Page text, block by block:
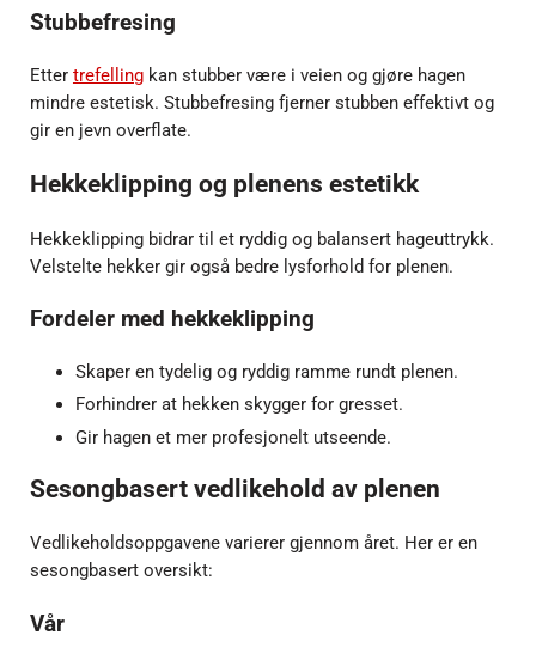
Stubbefresing
Etter trefellingkan stubber være i veien og gjøre hagen
mindre estetisk. Stubbefresing fjerner stubben effektivt og
gir en jevn overflate.
Hekkeklipping og plenens estetikk
Hekkeklipping bidrar til et ryddig og balansert hageuttrykk.
Velstelte hekker gir også bedre lysforhold for plenen.
Fordeler med hekkeklipping
Skaper en tydelig og ryddig ramme rundt plenen.
Forhindrer at hekken skygger for gresset.
Gir hagen et mer profesjonelt utseende.
Sesongbasert vedlikehold av plenen
Vedlikeholdsoppgavene varierer gjennom året. Her er en
sesongbasert oversikt:
Vår